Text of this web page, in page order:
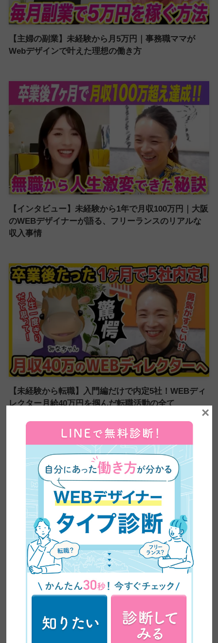
【主婦の副業】未経験から月5万円｜事務職ママが
Webデザインで叶えた理想の働き方
【インタビュー】未経験から1年で月収100万円｜大阪
のWEBデザイナーが語る、フリーランスのリアルな
収入事情
【未経験から転職】入門編だけで内定5社！WEBディ
レクター月給40万円を掴んだ転職活動の全て
【20代未経験】工場勤務9年から1週間で4社内定｜高
卒でもWEBデザイナーになれた転職活動の全記録
×